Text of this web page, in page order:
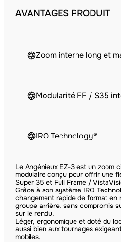
AVANTAGES PRODUIT
Zoom interne long et
Modularité FF / S35
IRO Technology®
Le Angénieux EZ-3 est un zoom
modulaire conçu pour offrir une
Super 35 et Full Frame /
Grâce à son système IRO
changement rapide de format en
groupe arrière, sans compromis
sur le rendu.
Léger, ergonomique et doté du
aussi bien aux tournages
mobiles.